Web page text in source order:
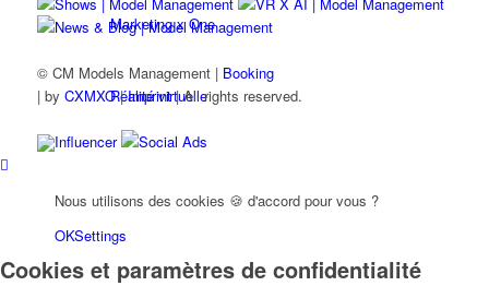
Marketing x One
Réalité virtuelle
Magazine x FIV
© CM Models Management | Booking
| by CXMXO|Imprint| All rights reserved.
Influencer Social Ads
Nous utilisons des cookies 🍪 d'accord pour vous ?
OKSettings
Cookies et paramètres de confidentialité